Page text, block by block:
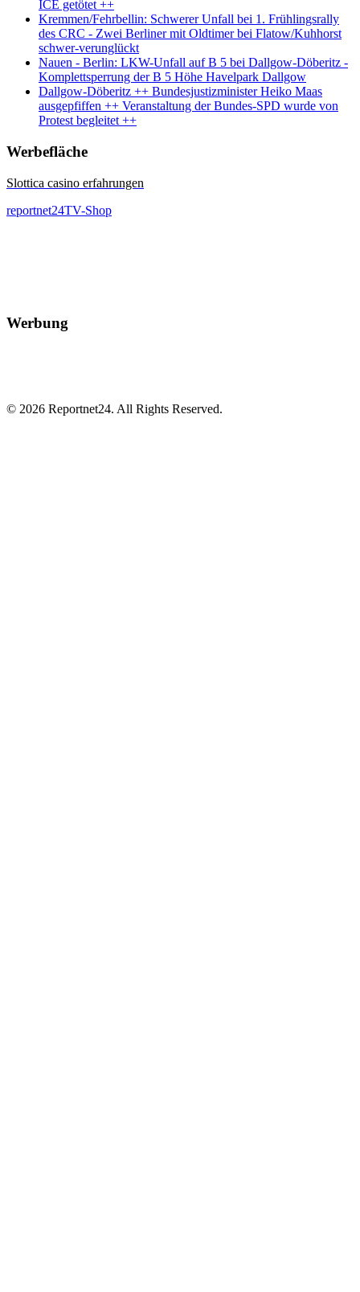
ICE getötet ++
Kremmen/Fehrbellin: Schwerer Unfall bei 1. Frühlingsrally
des CRC - Zwei Berliner mit Oldtimer bei Flatow/Kuhhorst
schwer-verunglückt
Nauen - Berlin: LKW-Unfall auf B 5 bei Dallgow-Döberitz -
Komplettsperrung der B 5 Höhe Havelpark Dallgow
Dallgow-Döberitz ++ Bundesjustizminister Heiko Maas
ausgepfiffen ++ Veranstaltung der Bundes-SPD wurde von
Protest begleitet ++
Werbefläche
Slottica casino erfahrungen
reportnet24TV-Shop
Werbung
© 2026 Reportnet24. All Rights Reserved.